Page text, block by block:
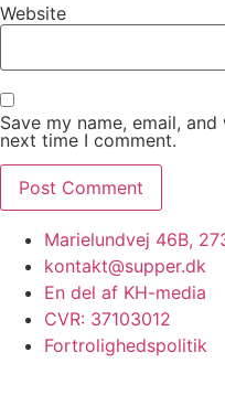
Website
Save my name, email,
next time I comment.
Marielundvej 46B,
kontakt@supper.dk
En del af KH-media
CVR: 37103012
Fortrolighedspolitik